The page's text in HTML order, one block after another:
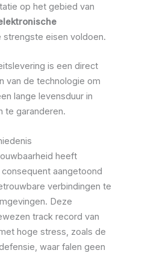
op het gebied van
strengste eisen voldoen.
is een direct
van de technologie om
lange levensduur in
te garanderen.
heeft
aangetoond
verbindingen te
Deze
track record van
hoge stress, zoals de
waar falen geen